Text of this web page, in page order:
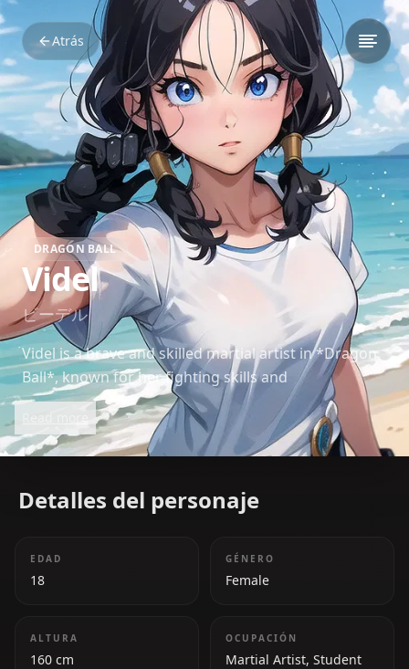
Atrás
DRAGON BALL
Videl
ビーデル
Videl is a brave and skilled martial artist in *Dragon
Ball*, known for her fighting skills and
determination to protect her friends and family.
Read more
Detalles del personaje
EDAD
18
GÉNERO
Female
ALTURA
160 cm
OCUPACIÓN
Martial Artist, Student